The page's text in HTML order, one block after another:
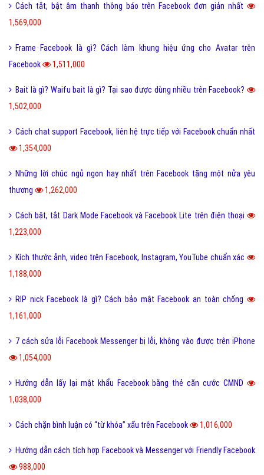
Cách tắt, bật âm thanh thông báo trên Facebook đơn giản nhất
1,569,000
Frame Facebook là gì? Cách làm khung hiệu ứng cho Avatar trên
Facebook
1,511,000
Bait là gì? Waifu bait là gì? Tại sao được dùng nhiều trên Facebook?
1,502,000
Cách chat support Facebook, liên hệ trực tiếp với Facebook chuẩn nhất
1,354,000
Những lời chúc ngủ ngon hay nhất trên Facebook tặng một nửa yêu
thương
1,262,000
Cách bật, tắt Dark Mode Facebook và Facebook Lite trên điện thoại
1,223,000
Kích thước ảnh, video trên Facebook, Instagram, YouTube chuẩn xác
1,188,000
RIP nick Facebook là gì? Cách bảo mật Facebook an toàn chống
1,161,000
7 cách sửa lỗi Facebook Messenger bị lỗi, không vào được trên iPhone
1,054,000
Hướng dẫn lấy lại mật khẩu Facebook bằng thẻ căn cước CMND
1,038,000
Cách chặn bình luận có “từ khóa” xấu trên Facebook 1,016,000
Hướng dẫn cách tích hợp Facebook và Messenger với Friendly Facebook
988,000